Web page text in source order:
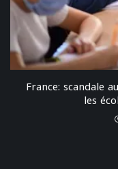
France: scandale
les